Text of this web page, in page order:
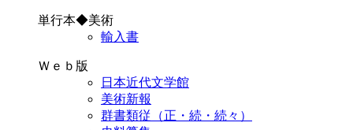
単行本◆美術
輸入書
Ｗｅｂ版
日本近代文学館
美術新報
群書類従（正・続・続々）